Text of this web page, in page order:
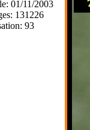
01/11/2003
131226
93